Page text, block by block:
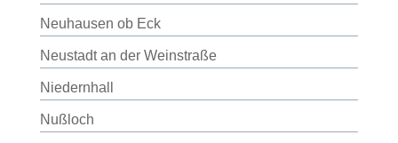
Neuhausen ob Eck
Neustadt an der Weinstraße
Niedernhall
Nußloch